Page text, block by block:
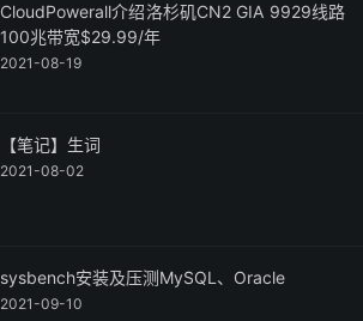
CloudPowerall介绍洛杉矶CN2 GIA 9929线路
100兆带宽$29.99/年
2021-08-19
【笔记】生词
2021-08-02
sysbench安装及压测MySQL、Oracle
2021-09-10